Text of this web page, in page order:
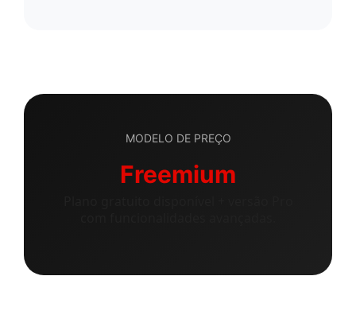
MODELO DE PREÇO
Freemium